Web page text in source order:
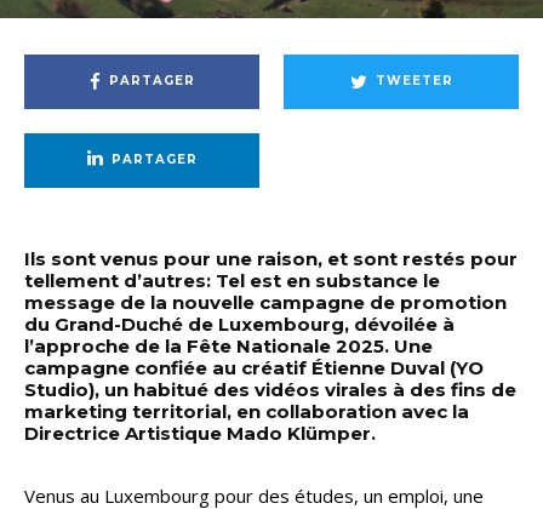
PARTAGER TWEETER
PARTAGER
Ils sont venus pour une raison, et sont restés pour
tellement d’autres: Tel est en substance le
message de la nouvelle campagne de promotion
du Grand-Duché de Luxembourg, dévoilée à
l’approche de la Fête Nationale 2025. Une
campagne confiée au créatif Étienne Duval (YO
Studio), un habitué des vidéos virales à des fins de
marketing territorial, en collaboration avec la
Directrice Artistique Mado Klümper.
Venus au Luxembourg pour des études, un emploi, une